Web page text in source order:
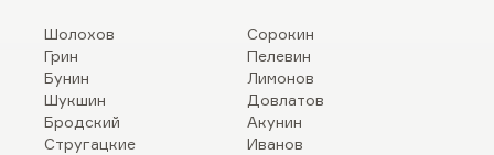
Шолохов
Грин
Бунин
Шукшин
Бродский
Стругацкие
Сорокин
Пелевин
Лимонов
Довлатов
Акунин
Иванов